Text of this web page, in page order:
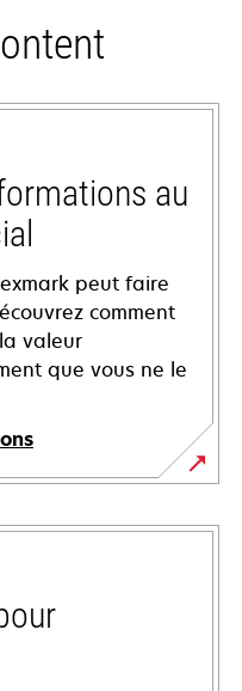
au
peut faire
comment
valeur
que vous ne le